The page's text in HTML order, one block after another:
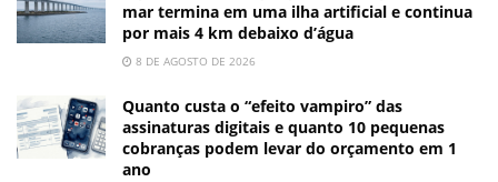
mar termina em uma ilha artificial e continua
por mais 4 km debaixo d’água
8 DE AGOSTO DE 2026
Quanto custa o “efeito vampiro” das
assinaturas digitais e quanto 10 pequenas
cobranças podem levar do orçamento em 1
ano